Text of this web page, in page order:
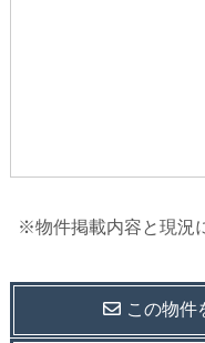
※物件掲載内容と現況
この物件